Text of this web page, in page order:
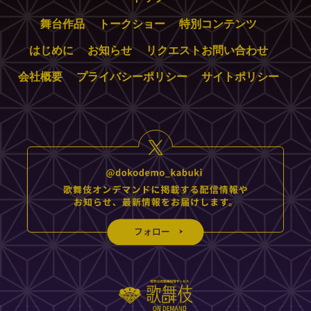
舞台作品
トークショー
特別コンテンツ
はじめに
お知らせ
リクエストお問い合わせ
会社概要
プライバシーポリシー サイトポリシー